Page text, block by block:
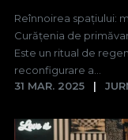
Reînnoirea spațiului:
Curățenia de
Este un ritual de
reconfigurare a...
31 MAR. 2025